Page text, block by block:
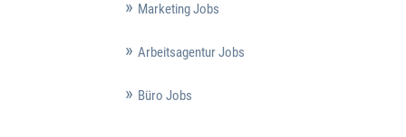
Marketing Jobs
Arbeitsagentur Jobs
Büro Jobs